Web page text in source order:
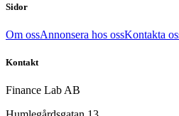
Sidor
Om ossAnnonsera hos ossKontakta
Kontakt
Finance Lab AB